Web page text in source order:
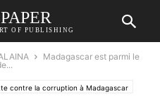
OF PUBLISHING
Madagascar est parmi le
contre la corruption à Madagascar